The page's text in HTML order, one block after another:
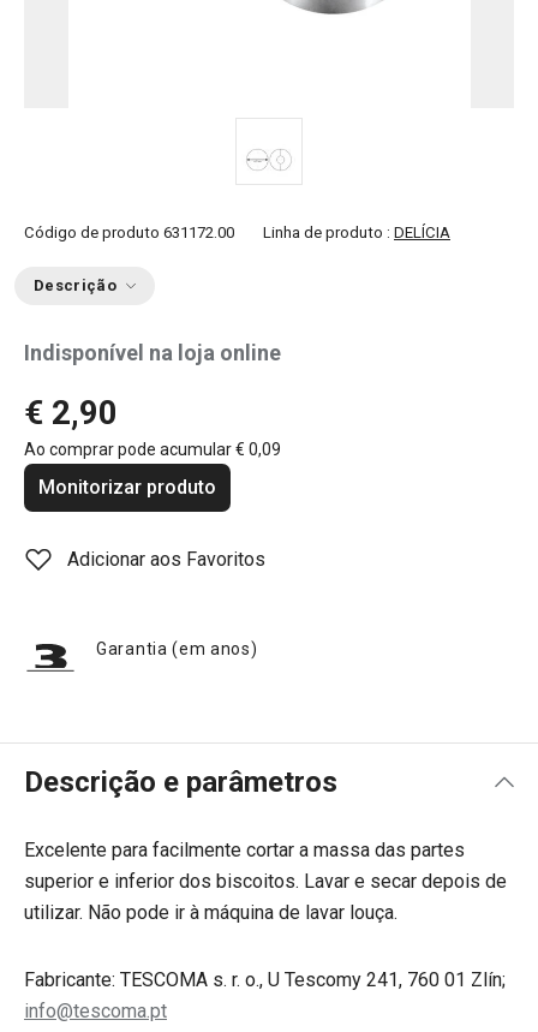
Código de produto 631172.00 Linha de produto : DELÍCIA
Descrição
Indisponível na loja online
€ 2,90
Ao comprar pode acumular€ 0,09
Monitorizar produto
Adicionar aos Favoritos
Garantia (em anos)
Descrição e parâmetros
Excelente para facilmente cortar a massa das partes
superior e inferior dos biscoitos. Lavar e secar depois de
utilizar. Não pode ir à máquina de lavar louça.
Fabricante: TESCOMA s. r. o., U Tescomy 241, 760 01 Zlín;
info@tescoma.pt